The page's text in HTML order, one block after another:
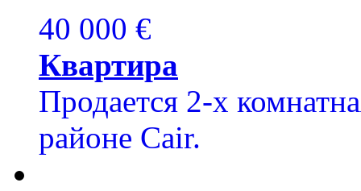
40 000 €
Квартира
Продается 2-х
районе Cair.